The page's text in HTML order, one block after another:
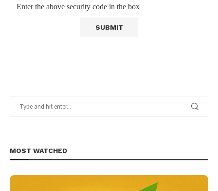
Enter the above security code in the box
MOST WATCHED